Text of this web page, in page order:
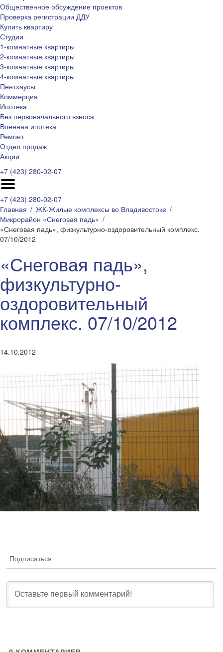
Общественное обсуждение проектов
Проверка регистрации ДДУ
Купить квартиру
Студии
1-комнатные квартиры
2-комнатные квартиры
3-комнатные квартиры
4-комнатные квартиры
Пентхаусы
Коммерция
Ипотека
Без первоначального взноса
Военная ипотека
Ремонт
Отдел продаж
Акции
+7 (423) 280-02-07
+7 (423) 280-02-07
Главная
ЖК-Жилые комплексы во Владивостоке
Микрорайон «Снеговая падь»
«Снеговая падь», физкультурно-оздоровительный комплекс.
07/10/2012
«Снеговая падь»,
физкультурно-
оздоровительный
комплекс. 07/10/2012
14.10.2012
Подписаться